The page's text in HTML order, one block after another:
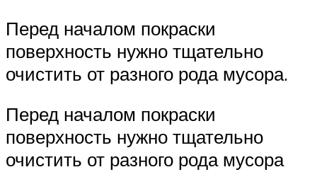
Перед началом покраски
поверхность нужно тщательно
очистить от разного рода мусора.
Перед началом покраски
поверхность нужно тщательно
очистить от разного рода мусора